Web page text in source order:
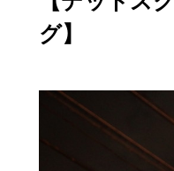
グ】